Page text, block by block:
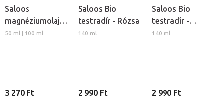
Saloos
magnéziumolaj
izmokra
50 ml | 100 ml
3 270 Ft
Saloos Bio
testradír - Rózsa
140 ml
2 990 Ft
Saloos Bio
testradír -
Csokoládé
140 ml
2 990 Ft